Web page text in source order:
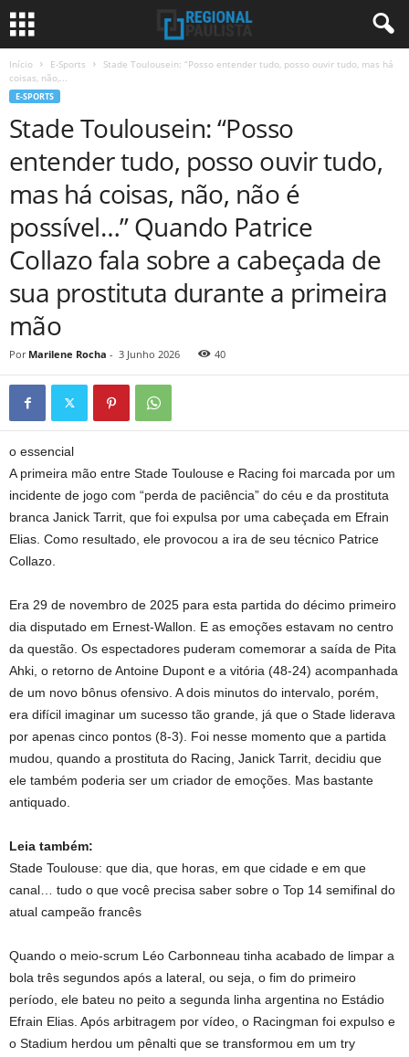
Início E-Sports
Stade Toulousein: “Posso entender tudo, posso ouvir tudo, mas há
coisas, não,...
E-SPORTS
Stade Toulousein: “Posso
entender tudo, posso ouvir tudo,
mas há coisas, não, não é
possível…” Quando Patrice
Collazo fala sobre a cabeçada de
sua prostituta durante a primeira
mão
Por Marilene Rocha - 3 Junho 2026 40
o essencial
A primeira mão entre Stade Toulouse e Racing foi marcada por um
incidente de jogo com “perda de paciência” do céu e da prostituta
branca Janick Tarrit, que foi expulsa por uma cabeçada em Efrain
Elias. Como resultado, ele provocou a ira de seu técnico Patrice
Collazo.
Era 29 de novembro de 2025 para esta partida do décimo primeiro
dia disputado em Ernest-Wallon. E as emoções estavam no centro
da questão. Os espectadores puderam comemorar a saída de Pita
Ahki, o retorno de Antoine Dupont e a vitória (48-24) acompanhada
de um novo bônus ofensivo. A dois minutos do intervalo, porém,
era difícil imaginar um sucesso tão grande, já que o Stade liderava
por apenas cinco pontos (8-3). Foi nesse momento que a partida
mudou, quando a prostituta do Racing, Janick Tarrit, decidiu que
ele também poderia ser um criador de emoções. Mas bastante
antiquado.
Leia também:
Stade Toulouse: que dia, que horas, em que cidade e em que
canal… tudo o que você precisa saber sobre o Top 14 semifinal do
atual campeão francês
Quando o meio-scrum Léo Carbonneau tinha acabado de limpar a
bola três segundos após a lateral, ou seja, o fim do primeiro
período, ele bateu no peito a segunda linha argentina no Estádio
Efrain Elias. Após arbitragem por vídeo, o Racingman foi expulso e
o Stadium herdou um pênalti que se transformou em um try